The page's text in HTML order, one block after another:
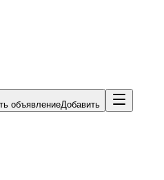
объявлениеДобавить